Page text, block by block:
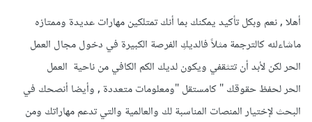
أهلا , نعم وبكل تأكيد يمكنك بما أنك تمتلكين مهارات عديدة وممتازه
ماشاءلله كالترجمة مثلاً فالديكِ الفرصة الكبيرة في دخول مجال العمل
الحر لكن لأبد أن تتثقفي ويكون لديك الكم الكافي من ناحية العمل
الحر لحفظ حقوقك " كامستقل "ومعلومات متعددة , وأيضا أنصحك في
البحث لإختيار المنصات المناسبة لك والعالمية والتي تدعم مهاراتك ومن